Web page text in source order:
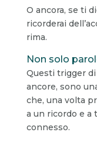
O ancora, se ti
ricorderai
rima.
Non solo
Questi trigger
ancore, sono
che, una volta
a un ricordo e a
connesso.